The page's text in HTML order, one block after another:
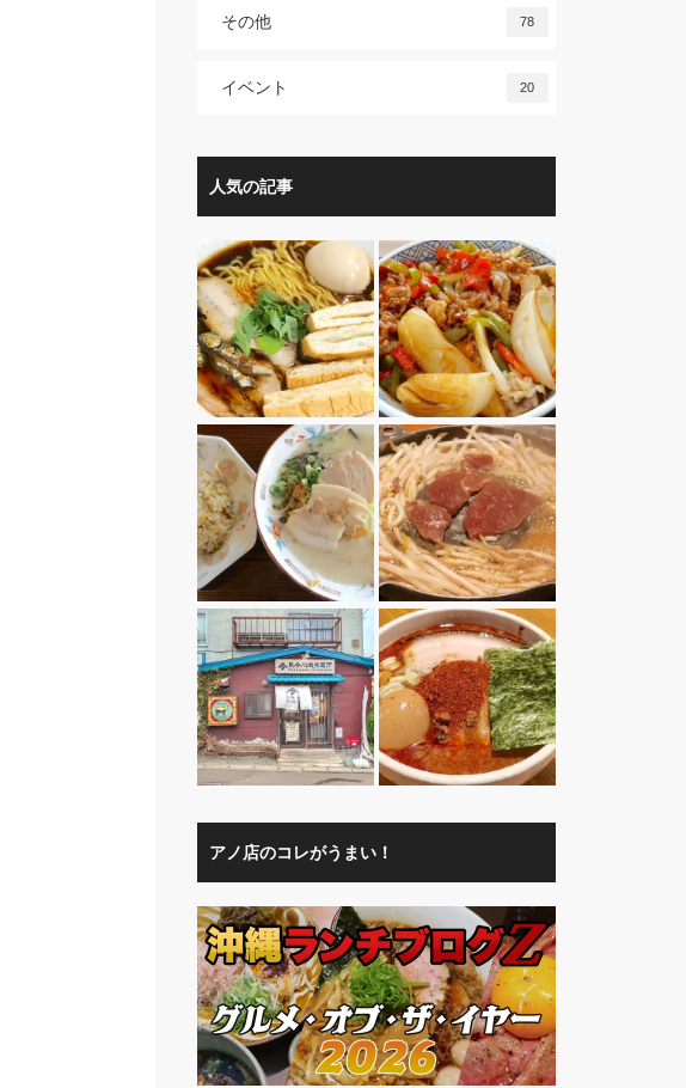
その他 78
イベント 20
人気の記事
アノ店のコレがうまい！